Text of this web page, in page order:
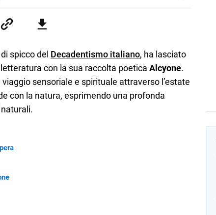
Amo i saggi storici, la cucina e la mia Honda CBF500. Non ho
spicco del Decadentismo italiano, ha lasciato
con la sua raccolta poetica Alcyone.
sensoriale e spirituale attraverso l’estate
con la natura, esprimendo una profonda